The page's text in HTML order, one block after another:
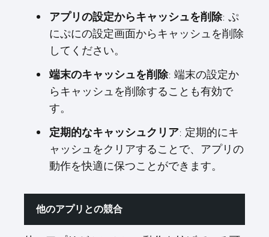
アプリの設定からキャッシュを削除: ぷ
にぷにの設定画面からキャッシュを削除
してください。
端末のキャッシュを削除: 端末の設定か
らキャッシュを削除することも有効で
す。
定期的なキャッシュクリア: 定期的にキ
ャッシュをクリアすることで、アプリの
動作を快適に保つことができます。
他のアプリとの競合